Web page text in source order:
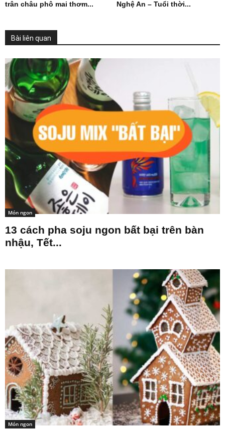
trân châu phô mai thơm...
Nghệ An – Tuổi thời...
Bài liên quan
Món ngon
13 cách pha soju ngon bất bại trên bàn
nhậu, Tết...
Món ngon